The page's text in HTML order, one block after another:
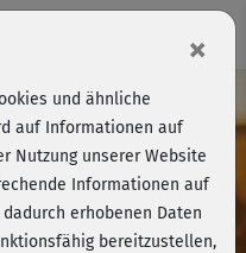
×
und ähnliche
auf Informationen auf
Nutzung unserer Website
Informationen auf
erhobenen Daten
bereitzustellen,